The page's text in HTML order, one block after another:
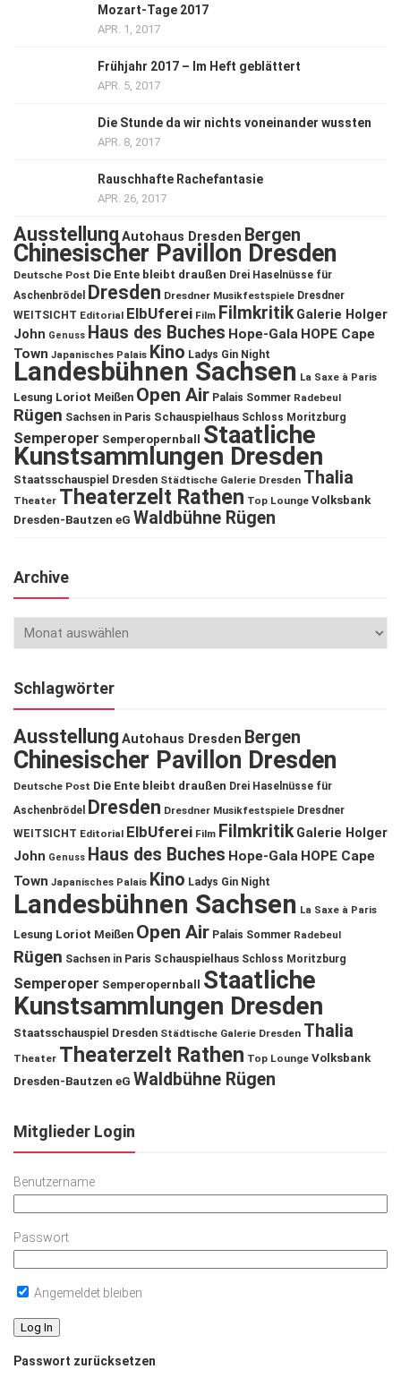
Mozart-Tage 2017
APR. 1, 2017
Frühjahr 2017 – Im Heft geblättert
APR. 5, 2017
Die Stunde da wir nichts voneinander wussten
APR. 8, 2017
Rauschhafte Rachefantasie
APR. 26, 2017
Ausstellung Autohaus Dresden Bergen
Chinesischer Pavillon Dresden
Deutsche Post Die Ente bleibt draußen Drei Haselnüsse für
Aschenbrödel
Dresden Dresdner Musikfestspiele Dresdner
WEITSICHT Editorial ElbUferei Film Filmkritik Galerie Holger
John Genuss Haus des Buches Hope-Gala HOPE Cape
Town Japanisches Palais Kino Ladys Gin Night
Landesbühnen Sachsen La Saxe à Paris
Lesung Loriot Meißen Open Air Palais Sommer Radebeul
Rügen Sachsen in Paris Schauspielhaus Schloss Moritzburg
Semperoper Semperopernball Staatliche
Kunstsammlungen Dresden
Staatsschauspiel Dresden Städtische Galerie Dresden Thalia
Theater Theaterzelt Rathen Top Lounge Volksbank
Dresden-Bautzen eG Waldbühne Rügen
Archive
Schlagwörter
Ausstellung Autohaus Dresden Bergen
Chinesischer Pavillon Dresden
Deutsche Post Die Ente bleibt draußen Drei Haselnüsse für
Aschenbrödel
Dresden Dresdner Musikfestspiele Dresdner
WEITSICHT Editorial ElbUferei Film Filmkritik Galerie Holger
John Genuss Haus des Buches Hope-Gala HOPE Cape
Town Japanisches Palais Kino Ladys Gin Night
Landesbühnen Sachsen La Saxe à Paris
Lesung Loriot Meißen Open Air Palais Sommer Radebeul
Rügen Sachsen in Paris Schauspielhaus Schloss Moritzburg
Semperoper Semperopernball
Staatliche
Kunstsammlungen Dresden
Staatsschauspiel Dresden Städtische Galerie Dresden Thalia
Theater Theaterzelt Rathen Top Lounge Volksbank
Dresden-Bautzen eG Waldbühne Rügen
Mitglieder Login
Benutzername
Passwort
Angemeldet bleiben
Passwort zurücksetzen